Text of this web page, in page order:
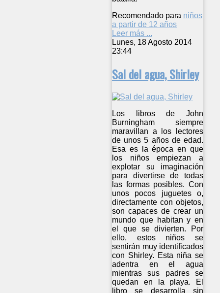
Recomendado para niños
a partir de 12 años
Leer más ...
Lunes, 18 Agosto 2014
23:44
Sal del agua, Shirley
Los libros de John
Burningham siempre
maravillan a los lectores
de unos 5 años de edad.
Esa es la época en que
los niños empiezan a
explotar su imaginación
para divertirse de todas
las formas posibles. Con
unos pocos juguetes o,
directamente con objetos,
son capaces de crear un
mundo que habitan y en
el que se divierten. Por
ello, estos niños se
sentirán muy identificados
con Shirley. Esta niña se
adentra en el agua
mientras sus padres se
quedan en la playa. El
libro se desarrolla sin